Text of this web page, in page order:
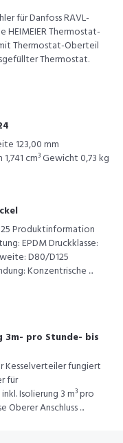
für Danfoss RAVL-
Thermostat-
Thermostat-Oberteil
Thermostat.
123,00 mm
cm³ Gewicht 0,73 kg
Produktinformation
EPDM Druckklasse:
D80/D125
Konzentrische ...
3m- pro Stunde- bis
Kesselverteiler fungiert
für
Isolierung 3 m³ pro
Oberer Anschluss ...